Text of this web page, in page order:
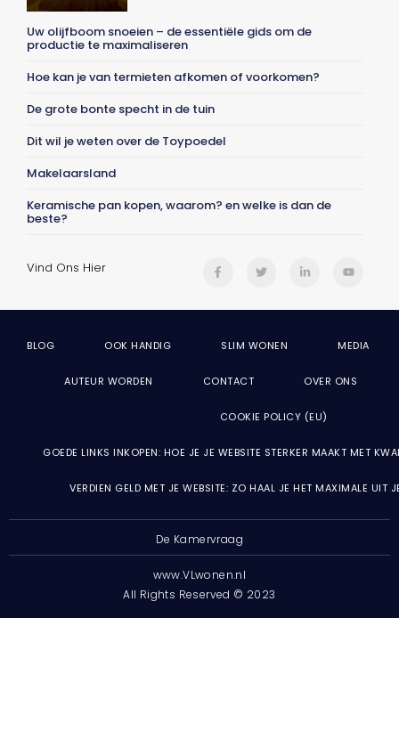
Uw olijfboom snoeien – de essentiële gids om de
productie te maximaliseren
Hoe kan je van termieten afkomen of voorkomen?
De grote bonte specht in de tuin
Dit wil je weten over de Toypoedel
Makelaarsland
Keramische pan kopen, waarom? en welke is dan de
beste?
Vind Ons Hier
BLOG OOK HANDIG SLIM WONEN MEDIA
AUTEUR WORDEN CONTACT OVER ONS
COOKIE POLICY (EU)
GOEDE LINKS INKOPEN: HOE JE JE WEBSITE STERKER MAAKT MET
VERDIEN GELD MET JE WEBSITE: ZO HAAL JE HET MAXIMALE UIT
De Kamervraag
www.VLwonen.nl
All Rights Reserved © 2023